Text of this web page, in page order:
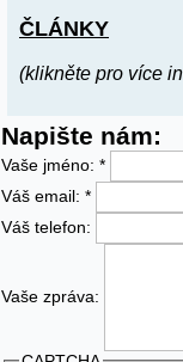
ČLÁNKY
(klikněte pro více
Napište nám:
Vaše jméno: *
Váš email: *
Váš telefon:
Vaše zpráva: